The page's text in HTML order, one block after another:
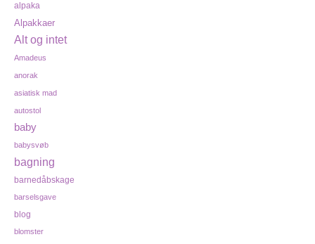
alpaka
Alpakkaer
Alt og intet
Amadeus
anorak
asiatisk mad
autostol
baby
babysvøb
bagning
barnedåbskage
barselsgave
blog
blomster